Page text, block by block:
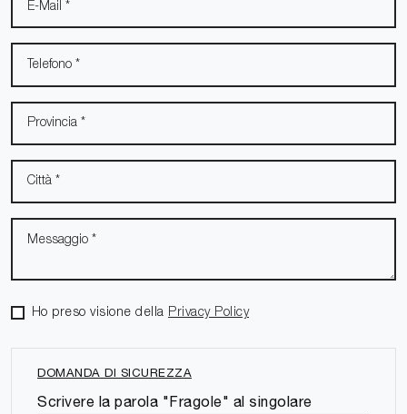
Ho preso visione della Privacy Policy
DOMANDA DI SICUREZZA
Scrivere la parola "Fragole" al singolare